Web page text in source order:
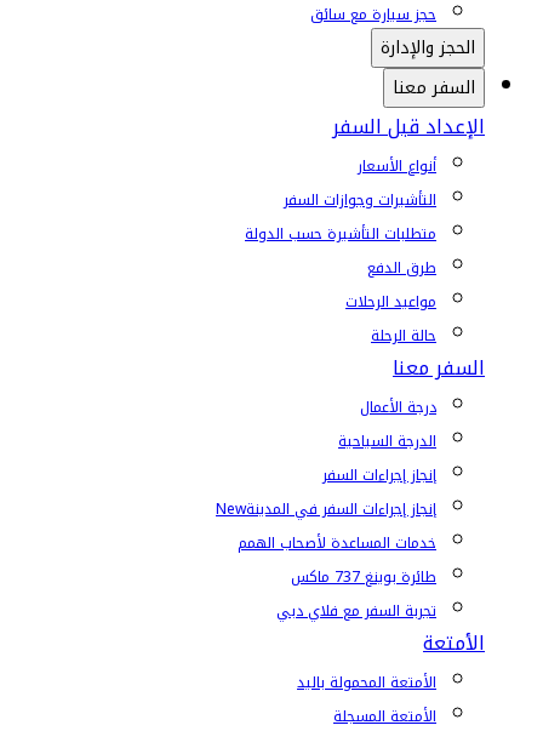
حجز سيارة مع سائق
الحجز والإدارة
السفر معنا
الإعداد قبل السفر
أنواع الأسعار
التأشيرات وجوازات السفر
متطلبات التأشيرة حسب الدولة
طرق الدفع
مواعيد الرحلات
حالة الرحلة
السفر معنا
درجة الأعمال
الدرجة السياحية
إنجاز إجراءات السفر
إنجاز إجراءات السفر في المدينةNew
خدمات المساعدة لأصحاب الهمم
طائرة بوينغ 737 ماكس
تجربة السفر مع فلاي دبي
الأمتعة
الأمتعة المحمولة باليد
الأمتعة المسجلة